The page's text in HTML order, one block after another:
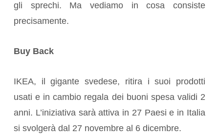
gli sprechi. Ma vediamo in cosa consiste
precisamente.
Buy Back
IKEA, il gigante svedese, ritira i suoi prodotti
usati e in cambio regala dei buoni spesa validi 2
anni. L’iniziativa sarà attiva in 27 Paesi e in Italia
si svolgerà dal 27 novembre al 6 dicembre.